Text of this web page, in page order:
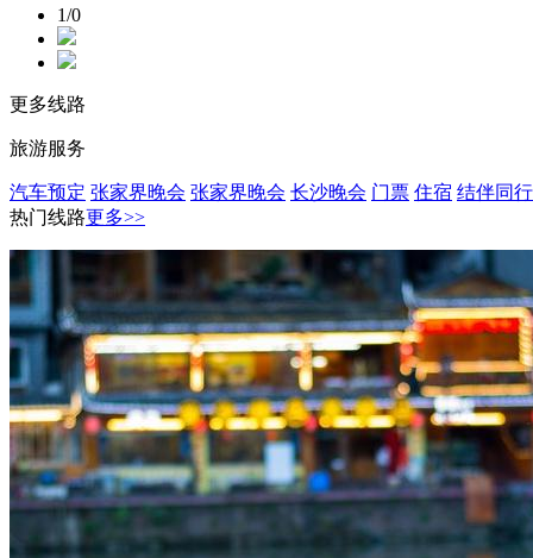
1/0
更多线路
旅游服务
汽车预定 张家界晚会 张家界晚会 长沙晚会 门票 住宿 结伴同行
热门线路更多>>